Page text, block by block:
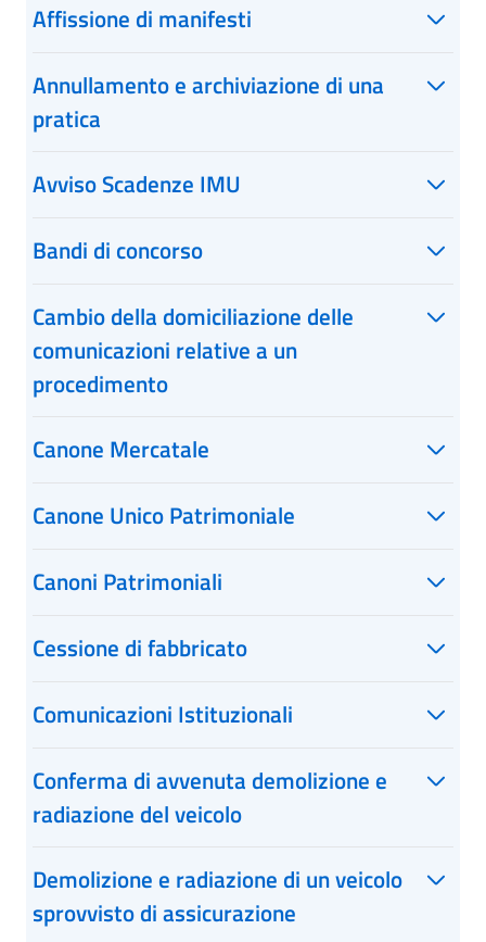
Affissione di manifesti
Annullamento e archiviazione di una
pratica
Avviso Scadenze IMU
Bandi di concorso
Cambio della domiciliazione delle
comunicazioni relative a un
procedimento
Canone Mercatale
Canone Unico Patrimoniale
Canoni Patrimoniali
Cessione di fabbricato
Comunicazioni Istituzionali
Conferma di avvenuta demolizione e
radiazione del veicolo
Demolizione e radiazione di un veicolo
sprovvisto di assicurazione